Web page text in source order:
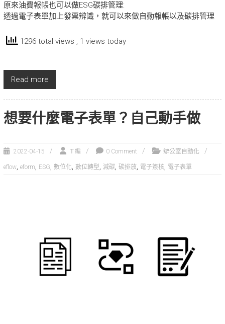
原來油費報帳也可以做ESG碳排管理:
透過電子表單加上發票辨識，就可以來做自動報帳以及碳排管理
1296 total views , 1 views today
Read more
想要什麼電子表單？自己動手做
2022-04-15 Ｔ編 0 Comment 辦公室自動化
eflow, eform, ESG, 數位化, 數位轉型, 減碳, 碳排放, 電子簽核, 電子表單